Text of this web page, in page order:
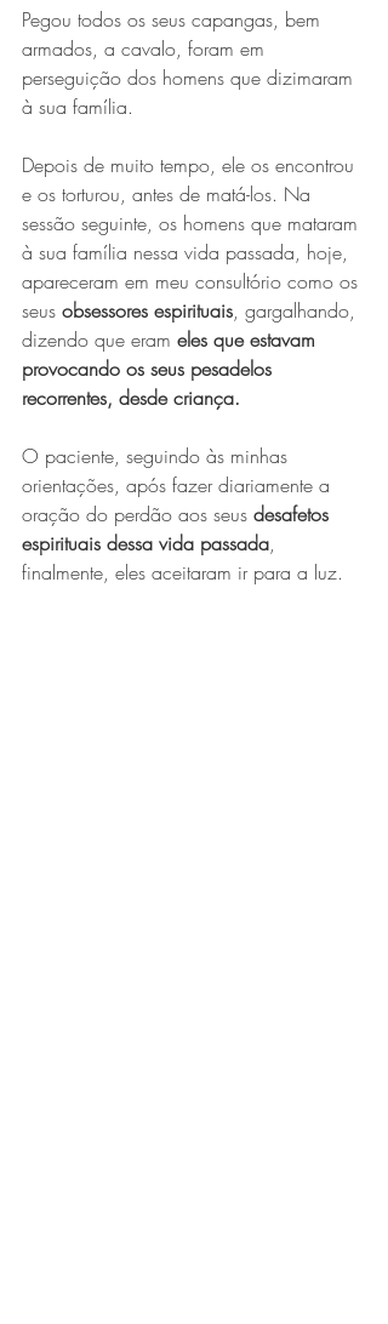
Pegou todos os seus capangas, bem
armados, a cavalo, foram em
perseguição dos homens que dizimaram
à sua família.
Depois de muito tempo, ele os encontrou
e os torturou, antes de matá-los. Na
sessão seguinte, os homens que mataram
à sua família nessa vida passada, hoje,
apareceram em meu consultório como os
seus obsessores espirituais, gargalhando,
dizendo que eram eles que estavam
provocando os seus pesadelos
recorrentes, desde criança.
O paciente, seguindo às minhas
orientações, após fazer diariamente a
oração do perdão aos seus desafetos
espirituais dessa vida passada,
finalmente, eles aceitaram ir para a luz.